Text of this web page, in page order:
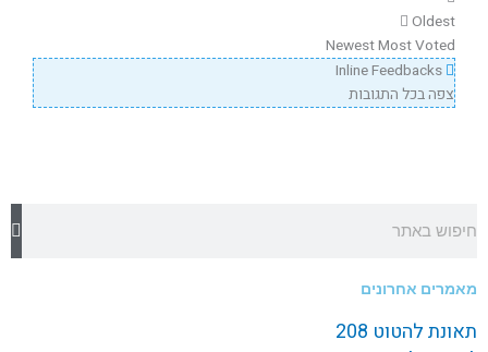
Oldest
NewestMost Voted
צפה בכל התגובות
מאמרים אחרונים
תאונת להטוט 208